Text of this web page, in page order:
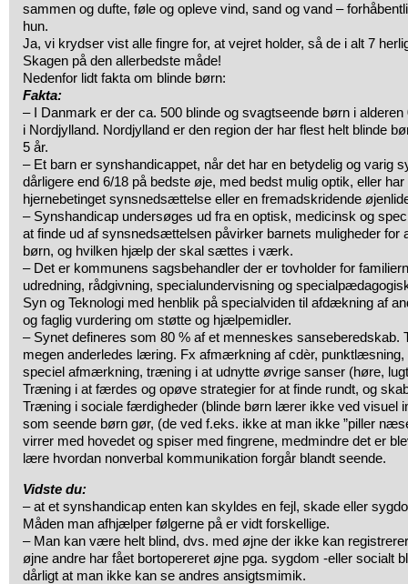
sammen og dufte, føle og opleve vind, sand og vand –
hun.
Ja, vi krydser vist alle fingre for, at vejret holder, så de i alt 7
Skagen på den allerbedste måde!
Nedenfor lidt fakta om blinde børn:
Fakta:
– I Danmark er der ca. 500 blinde og svagtseende børn i alderen
i Nordjylland. Nordjylland er den region der har flest helt blinde
5 år.
– Et barn er synshandicappet, når det har en betydelig og varig
dårligere end 6/18 på bedste øje, med bedst mulig optik, eller
hjernebetinget synsnedsættelse eller en fremadskridende
– Synshandicap undersøges ud fra en optisk, medicinsk og
at finde ud af synsnedsættelsen påvirker barnets muligheder for
børn, og hvilken hjælp der skal sættes i værk.
– Det er kommunens sagsbehandler der er tovholder for
udredning, rådgivning, specialundervisning og
Syn og Teknologi med henblik på specialviden til afdækning af
og faglig vurdering om støtte og hjælpemidler.
– Synet defineres som 80 % af et menneskes sanseberedskab.
megen anderledes læring. Fx afmærkning af cdèr, punktlæsning,
speciel afmærkning, træning i at udnytte øvrige sanser (høre,
Træning i at færdes og opøve strategier for at finde rundt, og
Træning i sociale færdigheder (blinde børn lærer ikke ved visuel
som seende børn gør, (de ved f.eks. ikke at man ikke ”piller
virrer med hovedet og spiser med fingrene, medmindre det er
lære hvordan nonverbal kommunikation forgår blandt seende.
Vidste du:
– at et synshandicap enten kan skyldes en fejl, skade eller
Måden man afhjælper følgerne på er vidt forskellige.
– Man kan være helt blind, dvs. med øjne der ikke kan
øjne andre har fået bortopereret øjne pga. sygdom -eller socialt
dårligt at man ikke kan se andres ansigtsmimik.